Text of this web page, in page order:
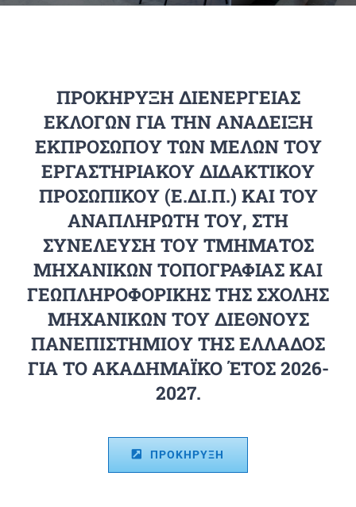
ΠΡΟΚΗΡΥΞΗ ΔΙΕΝΕΡΓΕΙΑΣ
ΕΚΛΟΓΩΝ ΓΙΑ ΤΗΝ ΑΝΑΔΕΙΞΗ
ΕΚΠΡΟΣΩΠΟΥ ΤΩΝ ΜΕΛΩΝ ΤΟΥ
ΕΡΓΑΣΤΗΡΙΑΚΟΥ ΔΙΔΑΚΤΙΚΟΥ
ΠΡΟΣΩΠΙΚΟΥ (Ε.ΔΙ.Π.) ΚΑΙ ΤΟΥ
ΑΝΑΠΛΗΡΩΤΗ ΤΟΥ, ΣΤΗ
ΣΥΝΕΛΕΥΣΗ ΤΟΥ ΤΜΗΜΑΤΟΣ
ΜΗΧΑΝΙΚΩΝ ΤΟΠΟΓΡΑΦΙΑΣ ΚΑΙ
ΓΕΩΠΛΗΡΟΦΟΡΙΚΗΣ ΤΗΣ ΣΧΟΛΗΣ
ΜΗΧΑΝΙΚΩΝ ΤΟΥ ΔΙΕΘΝΟΥΣ
ΠΑΝΕΠΙΣΤΗΜΙΟΥ ΤΗΣ ΕΛΛΑΔΟΣ
ΓΙΑ ΤΟ ΑΚΑΔΗΜΑΪΚΟ ΈΤΟΣ 2026-
2027.
ΠΡΟΚΗΡΥΞΗ